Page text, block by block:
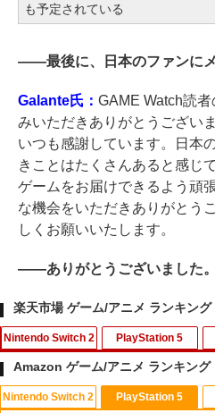
も予定されている
――最後に、日本のファンに
Galante氏： GAME Watch読
みいただきありがとうござい
いつも感謝しています。日本
きことはたくさんあると感じ
ゲームをお届けできるよう頑
な機会をいただきありがとう
しくお願いいたします。
――ありがとうございました。
楽天市場 ゲーム/アニメ ランキング
Nintendo Switch 2
ダービース
PlayStation 5
【PS5 Slim
【中古】白
Amazon ゲーム/アニメ ランキング
Nintendo Switch 2 PlayStation 5